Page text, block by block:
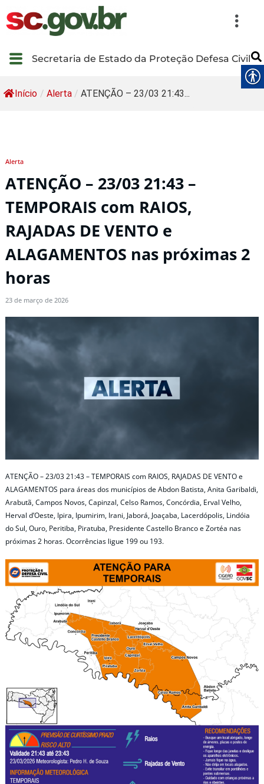
Secretaria de Estado da Proteção Defesa Civil
Início / Alerta / ATENÇÃO – 23/03 21:43...
Alerta
ATENÇÃO – 23/03 21:43 –
TEMPORAIS com RAIOS,
RAJADAS DE VENTO e
ALAGAMENTOS nas próximas 2
horas
23 de março de 2026
ATENÇÃO – 23/03 21:43 – TEMPORAIS com RAIOS, RAJADAS DE VENTO e
ALAGAMENTOS para áreas dos municípios de Abdon Batista, Anita Garibaldi,
Arabutã, Campos Novos, Capinzal, Celso Ramos, Concórdia, Erval Velho,
Herval d’Oeste, Ipira, Ipumirim, Irani, Jaborá, Joaçaba, Lacerdópolis, Lindóia
do Sul, Ouro, Peritiba, Piratuba, Presidente Castello Branco e Zortéa nas
próximas 2 horas. Ocorrências ligue 199 ou 193.